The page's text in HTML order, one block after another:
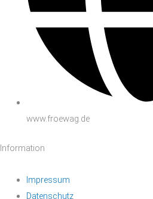
www.froewag.de
Information
Impressum
Datenschutz